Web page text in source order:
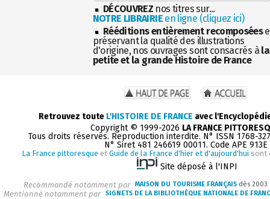
DÉCOUVREZ nos titres sur...
NOTRE LIBRAIRIEen ligne (cliquez ici)
Rééditions entièrement recomposées
préservant la qualité des illustrations
d'origine, nos ouvrages sont consacrés à la
petite et la grande Histoire de France
Retrouvez toute L'HISTOIRE DE FRANCE avec
Copyright © 1999-2026 LA FRANCE
Tous droits réservés. Reproduction interdite. N° ISSN 1768-
N° Siret 481 246619 00011. Code APE 913E
La France pittoresque et Guide de la France d'hier et d'aujourd'hui sont
Site déposé à l'INPI
Recommandé notamment par MAISON DU TOURISME FRANÇAIS dès
Mentionné notamment par SIGNETS DE LA BIBLIOTHÈQUE NATIONALE DE